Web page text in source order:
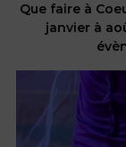
Que faire à
janvier à